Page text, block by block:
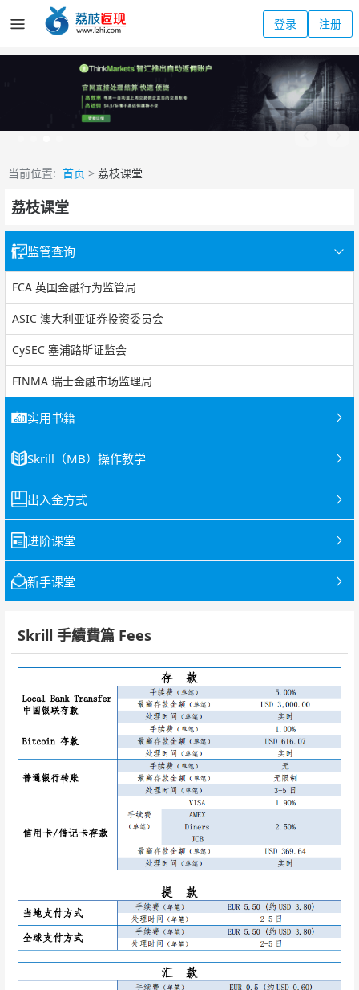
登录 注册
当前位置: 首页 > 荔枝课堂
荔枝课堂
监管查询
FCA 英国金融行为监管局
ASIC 澳大利亚证券投资委员会
CySEC 塞浦路斯证监会
FINMA 瑞士金融市场监理局
实用书籍
Skrill（MB）操作教学
出入金方式
进阶课堂
新手课堂
Skrill 手續費篇 Fees